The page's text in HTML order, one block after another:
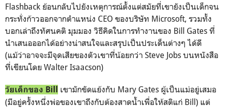
Flashback ย้อนกลับไปยังเหตุการณ์ตั้งแต่สมัยที่เขายังเป็นเด็กจน
กระทั่งก้าวออกจากตำแหน่ง CEO ของบริษัท Microsoft, รวมทั้ง
บอกเล่าถึงทัศนคติ มุมมอง วิธีคิดในการทำงานของ Bill Gates ที่
นำเสนอออกได้อย่างน่าสนใจและสรุปเป็นประเด็นต่างๆ ได้ดี
(แม้ว่าอาจจะมีจุดเสียของตัวเขาที่น้อยกว่า Steve Jobs บนหนังสือ
ที่เขียนโดย Walter Isaacson)
วัยเด็กของ Bill
เขามักขัดแย้งกับ Mary Gates ผู้เป็นแม่อยู่เสมอ
(มีอยู่ครั้งหนึ่งพ่อของเขาถึงกับต้องสาดน้ำเพื่อให้สติแก่ Bill) แต่